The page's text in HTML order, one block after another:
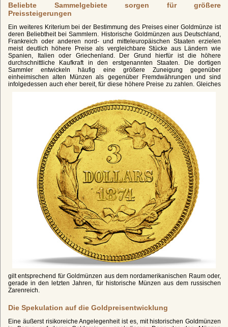
Beliebte Sammelgebiete sorgen für größere
Preissteigerungen
Ein weiteres Kriterium bei der Bestimmung des Preises einer Goldmünze ist
deren Beliebtheit bei Sammlern. Historische Goldmünzen aus Deutschland,
Frankreich oder anderen nord- und mitteleuropäischen Staaten erzielen
meist deutlich höhere Preise als vergleichbare Stücke aus Ländern wie
Spanien, Italien oder Griechenland. Der Grund hierfür ist die höhere
durchschnittliche Kaufkraft in den erstgenannten Staaten. Die dortigen
Sammler entwickeln häufig eine größere Zuneigung gegenüber
einheimischen alten Münzen als gegenüber Fremdwährungen und sind
infolgedessen auch eher bereit, für diese höhere Preise zu zahlen. Gleiches
gilt entsprechend für Goldmünzen aus dem nordamerikanischen Raum oder,
gerade in den letzten Jahren, für historische Münzen aus dem russischen
Zarenreich.
Die Spekulation auf die Goldpreisentwicklung
Eine äußerst risikoreiche Angelegenheit ist es, mit historischen Goldmünzen